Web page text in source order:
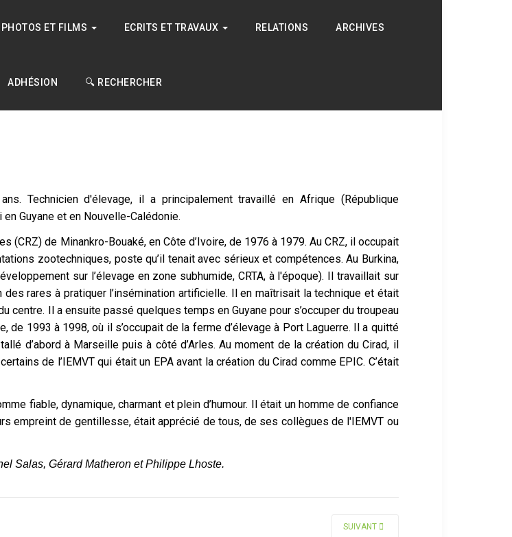
PHOTOS ET FILMS ECRITS ET TRAVAUX RELATIONS ARCHIVES
ADHÉSION 🔍 RECHERCHER
Technicien d'élevage, il a principalement travaillé en Afrique (République
Guyane et en Nouvelle-Calédonie.
(CRZ) de Minankro-Bouaké, en Côte d’Ivoire, de 1976 à 1979. Au CRZ, il occupait
zootechniques, poste qu’il tenait avec sérieux et compétences. Au Burkina,
sur l’élevage en zone subhumide, CRTA, à l'époque). Il travaillait sur
rares à pratiquer l’insémination artificielle. Il en maîtrisait la technique et était
Il a ensuite passé quelques temps en Guyane pour s’occuper du troupeau
de 1993 à 1998, où il s’occupait de la ferme d’élevage à Port Laguerre. Il a quitté
d’abord à Marseille puis à côté d’Arles. Au moment de la création du Cirad, il
de l’IEMVT qui était un EPA avant la création du Cirad comme EPIC. C’était
fiable, dynamique, charmant et plein d’humour. Il était un homme de confiance
empreint de gentillesse, était apprécié de tous, de ses collègues de l'IEMVT ou
Salas, Gérard Matheron et Philippe Lhoste.
ARTICLE SUIVANT : MOULIN SOPHIE
SUIVANT